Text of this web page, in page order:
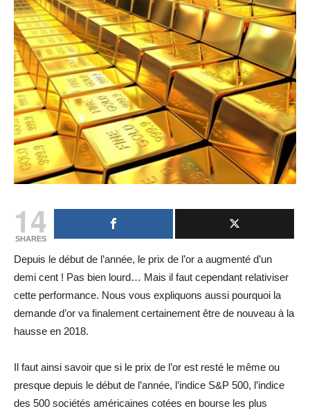
14
SHARES
Depuis le début de l’année, le prix de l’or a augmenté d’un
demi cent ! Pas bien lourd… Mais il faut cependant relativiser
cette performance. Nous vous expliquons aussi pourquoi la
demande d’or va finalement certainement être de nouveau à la
hausse en 2018.
Il faut ainsi savoir que si le prix de l’or est resté le même ou
presque depuis le début de l’année, l’indice S&P 500, l’indice
des 500 sociétés américaines cotées en bourse les plus